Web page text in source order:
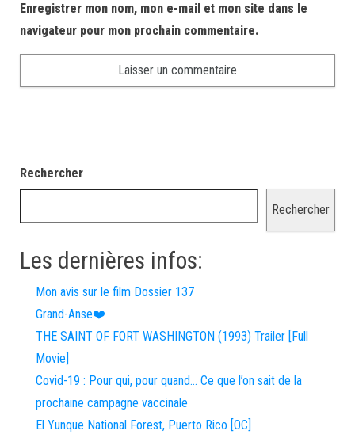
Enregistrer mon nom, mon e-mail et mon site dans le
navigateur pour mon prochain commentaire.
Rechercher
Rechercher
Les dernières infos:
Mon avis sur le film Dossier 137
Grand-Anse❤️
THE SAINT OF FORT WASHINGTON (1993) Trailer [Full
Movie]
Covid-19 : Pour qui, pour quand… Ce que l’on sait de la
prochaine campagne vaccinale
El Yunque National Forest, Puerto Rico [OC]